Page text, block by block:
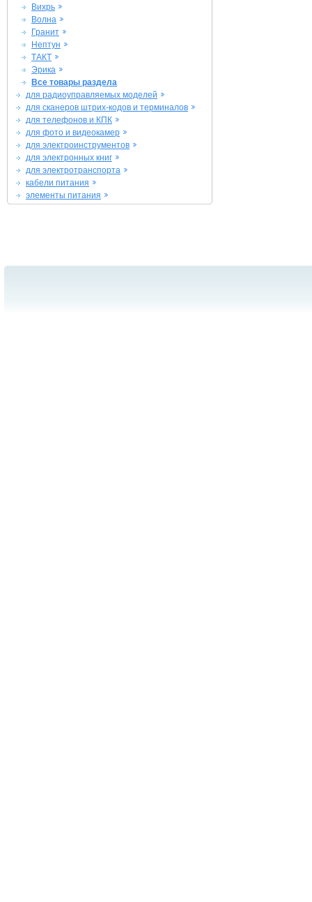
Вихрь
Волна
Гранит
Нептун
ТАКТ
Эрика
Все товары раздела
для радиоуправляемых моделей
для сканеров штрих-кодов и терминалов
для телефонов и КПК
для фото и видеокамер
для электроинструментов
для электронных книг
для электротранспорта
кабели питания
элементы питания